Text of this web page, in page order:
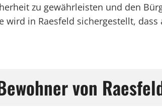
zu gewährleisten und den
in Raesfeld sichergestellt,
von